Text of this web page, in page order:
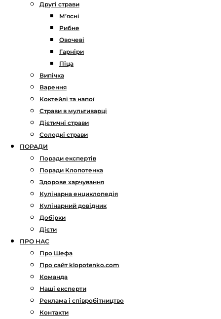
Другі страви
М’ясні
Рибне
Овочеві
Гарніри
Піца
Випічка
Варення
Коктейлі та напої
Страви в мультиварці
Дієтичні страви
Солодкі страви
ПОРАДИ
Поради експертів
Поради Клопотенка
Здорове харчування
Кулінарна енциклопедія
Кулінарний довідник
Добірки
Дієти
ПРО НАС
Про Шефа
Про сайт klopotenko.com
Команда
Наші експерти
Реклама і співробітництво
Контакти